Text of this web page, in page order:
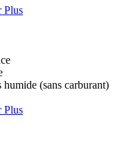
Plus
humide (sans carburant)
Plus